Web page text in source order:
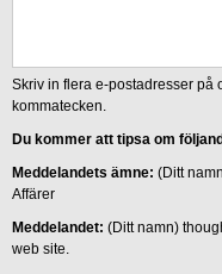
Skriv in flera e-postadresser på
kommatecken.
Du kommer att tipsa om
Meddelandets ämne: (Ditt
Affärer
Meddelandet: (Ditt namn)
web site.